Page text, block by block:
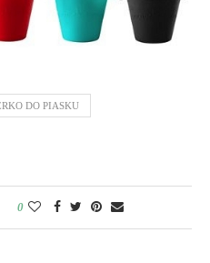
DO PIASKU
0